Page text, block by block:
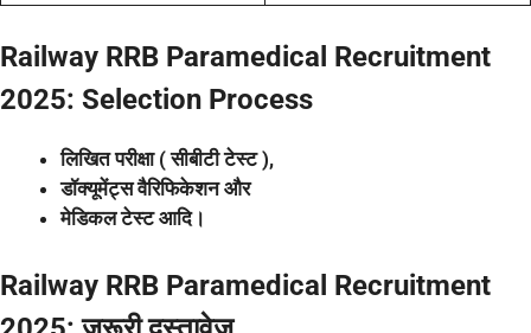
Railway RRB Paramedical Recruitment
2025: Selection Process
लिखित परीक्षा ( सीबीटी टेस्ट ),
डॉक्यूमेंट्स वैरिफिकेशन और
मेडिकल टेस्ट आदि।
Railway RRB Paramedical Recruitment